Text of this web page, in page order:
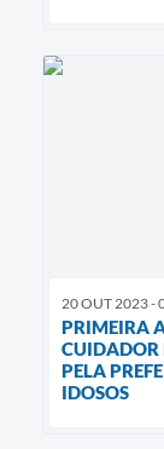
20 OUT 2023 -
PRIMEIRA
CUIDADOR
PELA
IDOSOS